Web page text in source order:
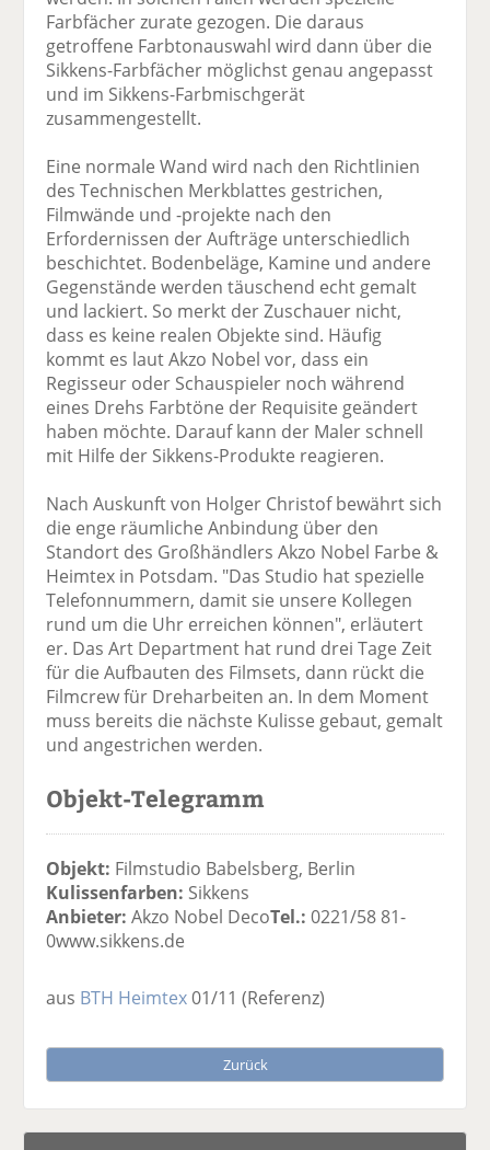
Farbfächer zurate gezogen. Die daraus
getroffene Farbtonauswahl wird dann über die
Sikkens-Farbfächer möglichst genau angepasst
und im Sikkens-Farbmischgerät
zusammengestellt.
Eine normale Wand wird nach den Richtlinien
des Technischen Merkblattes gestrichen,
Filmwände und -projekte nach den
Erfordernissen der Aufträge unterschiedlich
beschichtet. Bodenbeläge, Kamine und andere
Gegenstände werden täuschend echt gemalt
und lackiert. So merkt der Zuschauer nicht,
dass es keine realen Objekte sind. Häufig
kommt es laut Akzo Nobel vor, dass ein
Regisseur oder Schauspieler noch während
eines Drehs Farbtöne der Requisite geändert
haben möchte. Darauf kann der Maler schnell
mit Hilfe der Sikkens-Produkte reagieren.
Nach Auskunft von Holger Christof bewährt sich
die enge räumliche Anbindung über den
Standort des Großhändlers Akzo Nobel Farbe &
Heimtex in Potsdam. "Das Studio hat spezielle
Telefonnummern, damit sie unsere Kollegen
rund um die Uhr erreichen können", erläutert
er. Das Art Department hat rund drei Tage Zeit
für die Aufbauten des Filmsets, dann rückt die
Filmcrew für Dreharbeiten an. In dem Moment
muss bereits die nächste Kulisse gebaut, gemalt
und angestrichen werden.
Objekt-Telegramm
Objekt: Filmstudio Babelsberg, Berlin
Kulissenfarben: Sikkens
Anbieter: Akzo Nobel DecoTel.: 0221/58 81-
0www.sikkens.de
aus BTH Heimtex01/11(Referenz)
Zurück